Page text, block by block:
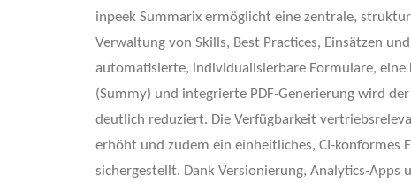
inpeek Summarix ermöglicht eine zentrale,
Verwaltung von Skills, Best Practices, Einsätzen
automatisierte, individualisierbare Formulare, eine
(Summy) und integrierte PDF-Generierung wird
deutlich reduziert. Die Verfügbarkeit
erhöht und zudem ein einheitliches, CI-konformes
sichergestellt. Dank Versionierung, Analytics-Apps